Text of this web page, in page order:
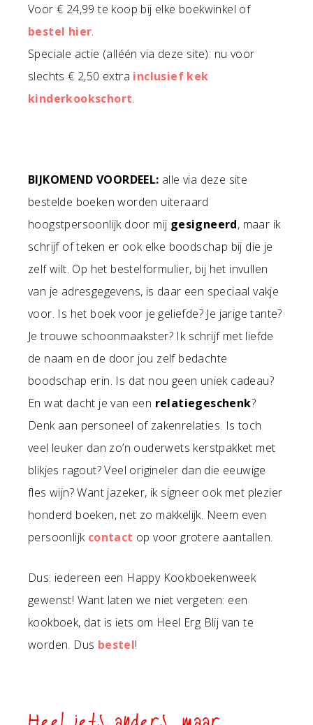
Voor € 24,99 te koop bij elke boekwinkel of
bestel hier.
Speciale actie (alléén via deze site): nu voor
slechts € 2,50 extra inclusief kek
kinderkookschort.
BIJKOMEND VOORDEEL: alle via deze site
bestelde boeken worden uiteraard
hoogstpersoonlijk door mij gesigneerd, maar ik
schrijf of teken er ook elke boodschap bij die je
zelf wilt. Op het bestelformulier, bij het invullen
van je adresgegevens, is daar een speciaal vakje
voor. Is het boek voor je geliefde? Je jarige tante?
Je trouwe schoonmaakster? Ik schrijf met liefde
de naam en de door jou zelf bedachte
boodschap erin. Is dat nou geen uniek cadeau?
En wat dacht je van een relatiegeschenk?
Denk aan personeel of zakenrelaties. Is toch
veel leuker dan zo’n ouderwets kerstpakket met
blikjes ragout? Veel origineler dan die eeuwige
fles wijn? Want jazeker, ik signeer ook met plezier
honderd boeken, net zo makkelijk. Neem even
persoonlijk contact op voor grotere aantallen.
Dus: iedereen een Happy Kookboekenweek
gewenst! Want laten we niet vergeten: een
kookboek, dat is iets om Heel Erg Blij van te
worden. Dus bestel!